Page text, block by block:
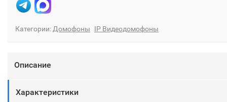
Категории:Домофоны IP Видеодомофоны
Описание
Характеристики